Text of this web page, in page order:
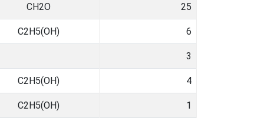
CH2O 25
C2H5(OH) 6
3
C2H5(OH) 4
C2H5(OH) 1